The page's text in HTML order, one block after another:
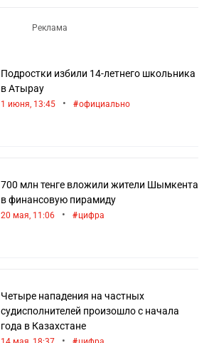
Подростки избили 14-летнего школьника
в Атырау
1 июня, 13:45 • официально
700 млн тенге вложили жители Шымкента
в финансовую пирамиду
20 мая, 11:06 • цифра
Четыре нападения на частных
судисполнителей произошло с начала
года в Казахстане